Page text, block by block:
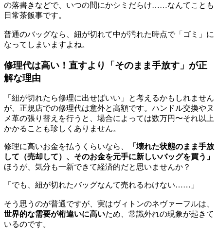
の落書きなどで、いつの間にかシミだらけ……なんてことも
日常茶飯事です。
普通のバッグなら、紐が切れて中が汚れた時点で「ゴミ」に
なってしまいますよね。
修理代は高い！直すより「そのまま手放す」が正
解な理由
「紐が切れたら修理に出せばいい」と考えるかもしれません
が、正規店での修理代は意外と高額です。ハンドル交換やヌ
メ革の張り替えを行うと、場合によっては数万円〜それ以上
かかることも珍しくありません。
修理に高いお金を払うくらいなら、
「壊れた状態のまま手放
して（売却して）、そのお金を元手に新しいバッグを買う」
ほうが、気分も一新できて経済的だと思いませんか？
「でも、紐が切れたバッグなんて売れるわけない……」
そう思うのが普通ですが、実はヴィトンのネヴァーフルは、
世界的な需要が桁違いに高いため、常識外れの現象が起きて
いるのです。